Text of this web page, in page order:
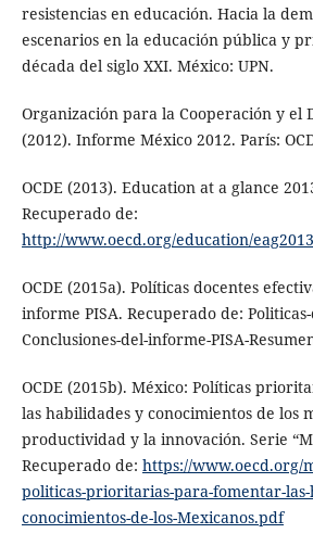
resistencias en educación. Hacia la
escenarios en la educación pública y
década del siglo XXI. México: UPN.
Organización para la Cooperación y el
(2012). Informe México 2012. París:
OCDE (2013). Education at a glance
Recuperado de:
http://www.oecd.org/education/
OCDE (2015a). Políticas docentes
informe PISA. Recuperado de:
Conclusiones-del-informe-PISA-
OCDE (2015b). México: Políticas
las habilidades y conocimientos de los
productividad y la innovación. Serie
Recuperado de: https://www.oecd.org/
politicas-prioritarias-para-fomentar-
conocimientos-de-los-Mexicanos.pdf